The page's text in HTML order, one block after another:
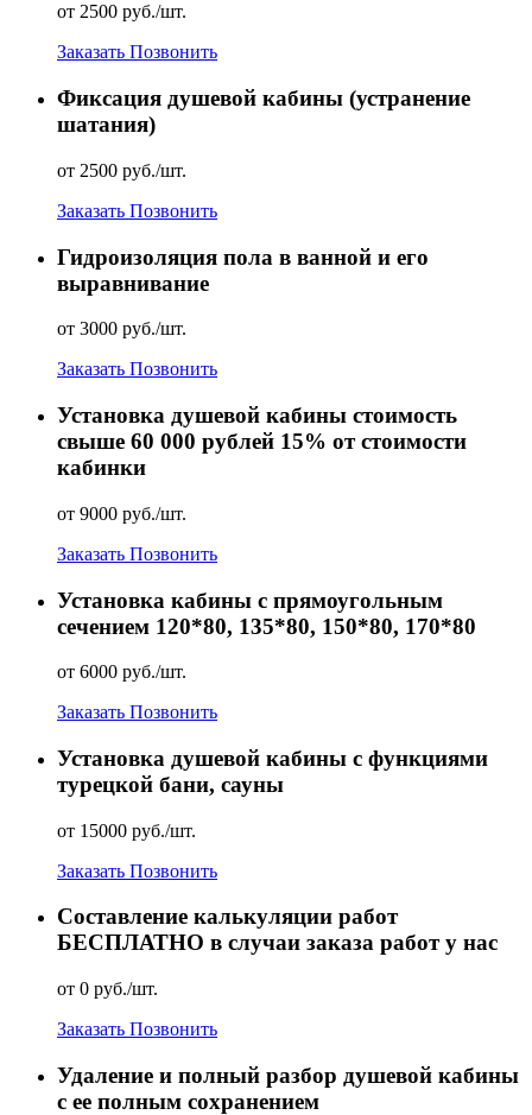
от 2500 руб./шт.
Заказать Позвонить
Фиксация душевой кабины (устранение
шатания)
от 2500 руб./шт.
Заказать Позвонить
Гидроизоляция пола в ванной и его
выравнивание
от 3000 руб./шт.
Заказать Позвонить
Установка душевой кабины стоимость
свыше 60 000 рублей 15% от стоимости
кабинки
от 9000 руб./шт.
Заказать Позвонить
Установка кабины с прямоугольным
сечением 120*80, 135*80, 150*80, 170*80
от 6000 руб./шт.
Заказать Позвонить
Установка душевой кабины с функциями
турецкой бани, сауны
от 15000 руб./шт.
Заказать Позвонить
Составление калькуляции работ
БЕСПЛАТНО в случаи заказа работ у нас
от 0 руб./шт.
Заказать Позвонить
Удаление и полный разбор душевой кабины
с ее полным сохранением